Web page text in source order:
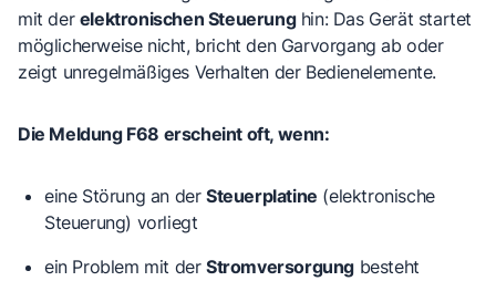
mit der elektronischen Steuerunghin: Das Gerät startet
möglicherweise nicht, bricht den Garvorgang ab oder
zeigt unregelmäßiges Verhalten der Bedienelemente.
Die Meldung F68 erscheint oft, wenn:
eine Störung an der Steuerplatine (elektronische
Steuerung) vorliegt
ein Problem mit der Stromversorgung besteht